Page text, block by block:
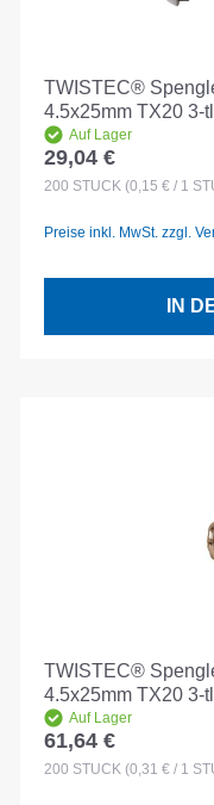
TWISTEC®
4.5x25mm TX20 3-
Auf Lager
Regulärer Preis:
29,04 €
200 STÜCK (0,15 € / 1
Preise inkl. MwSt. zzgl.
IN
TWISTEC®
4.5x25mm TX20 3-
Auf Lager
Regulärer Preis:
61,64 €
200 STÜCK (0,31 € / 1